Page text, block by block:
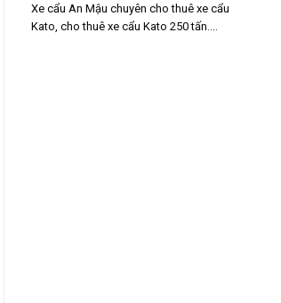
Xe cẩu An Mậu chuyên cho thuê xe cẩu
Kato, cho thuê xe cẩu Kato 250 tấn....